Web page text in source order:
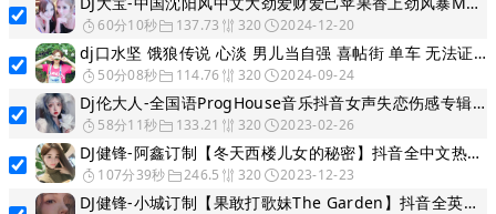
60分10秒 137.73 320 2024-12-20
dj口水坚 饿狼传说 心淡 男儿当自强 喜帖街 单车 无法证明 别怕我伤心 让我欢喜让我忧 其实都没有 毒药 梦醒时分 大花桥 面具 流浪花 莫妮卡 无言感激 逝去日子 生无可恋
50分08秒 114.76 320 2024-09-24
Dj伦大人-全国语ProgHouse音乐抖音女声失恋伤感专辑串烧
58分11秒 133.21 320 2023-02-26
DJ健锋-阿鑫订制【冬天西楼儿女的秘密】抖音全中文热播Electro慢嗨Bpm130车载篇
107分39秒 246.5 320 2023-12-23
DJ健锋-小城订制【果敢打歌妹The Garden】抖音全英文流行Electro慢摇跳舞篇